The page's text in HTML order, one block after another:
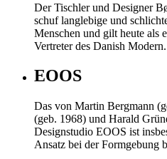
Der Tischler und Designer
schuf langlebige und
Menschen und gilt heute als
Vertreter des Danish Modern.
EOOS
Das von Martin Bergmann
(geb. 1968) und Harald
Designstudio EOOS ist
Ansatz bei der Formgebung